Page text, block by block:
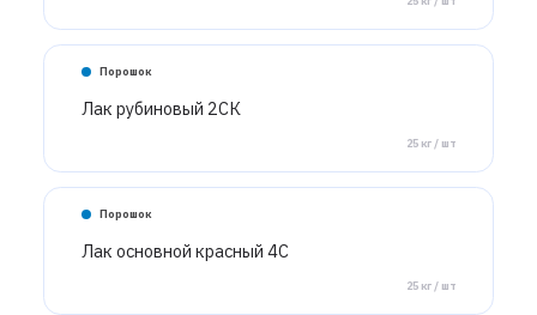
Порошок
Лак рубиновый 2СК
25 кг / шт
Порошок
Лак основной красный 4С
25 кг / шт